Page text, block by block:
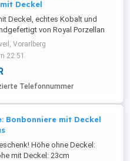
Deckel
Deckel, echtes Kobalt und
von Royal Porzellan
Hergestellt in Deutschland
Maße: Durchmesser: 16,5 cm
Deckel: 8,5 cm Keine
oder Garantie, da
Versandkosten: 4,50 Euro
Vorarlberg
22:51
Telefonnummer
Bonbonniere mit Deckel
Höhe ohne Deckel:
mit Deckel: 23cm